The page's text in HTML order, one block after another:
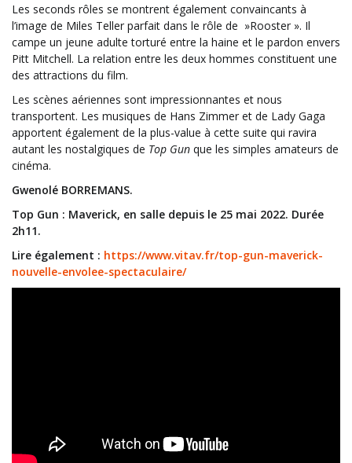
Les seconds rôles se montrent également convaincants à
l’image de Miles Teller parfait dans le rôle de »Rooster ». Il
campe un jeune adulte torturé entre la haine et le pardon envers
Pitt Mitchell. La relation entre les deux hommes constituent une
des attractions du film.
Les scènes aériennes sont impressionnantes et nous
transportent. Les musiques de Hans Zimmer et de Lady Gaga
apportent également de la plus-value à cette suite qui ravira
autant les nostalgiques de Top Gun que les simples amateurs de
cinéma.
Gwenolé BORREMANS.
Top Gun : Maverick, en salle depuis le 25 mai 2022. Durée
2h11.
Lire également : https://www.vitav.fr/top-gun-maverick-
nouvelle-envolee-spectaculaire/